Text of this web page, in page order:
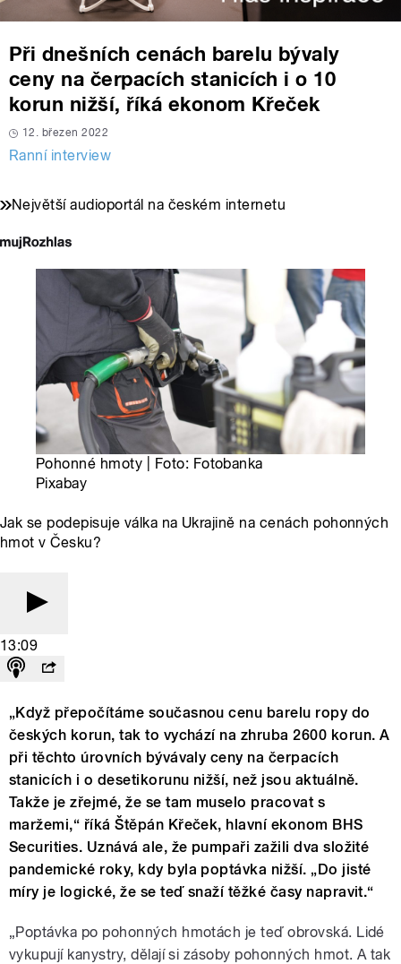
Při dnešních cenách barelu bývaly
ceny na čerpacích stanicích i o 10
korun nižší, říká ekonom Křeček
12. březen 2022
Ranní interview
Největší audioportál na českém internetu
Pohonné hmoty | Foto: Fotobanka
Pixabay
Jak se podepisuje válka na Ukrajině na cenách pohonných
hmot v Česku?
13:09
„Když přepočítáme současnou cenu barelu ropy do
českých korun, tak to vychází na zhruba 2600 korun. A
při těchto úrovních bývávaly ceny na čerpacích
stanicích i o desetikorunu nižší, než jsou aktuálně.
Takže je zřejmé, že se tam muselo pracovat s
maržemi,“ říká Štěpán Křeček, hlavní ekonom BHS
Securities. Uznává ale, že pumpaři zažili dva složité
pandemické roky, kdy byla poptávka nižší. „Do jisté
míry je logické, že se teď snaží těžké časy napravit.“
„Poptávka po pohonných hmotách je teď obrovská. Lidé
vykupují kanystry, dělají si zásoby pohonných hmot. A tak